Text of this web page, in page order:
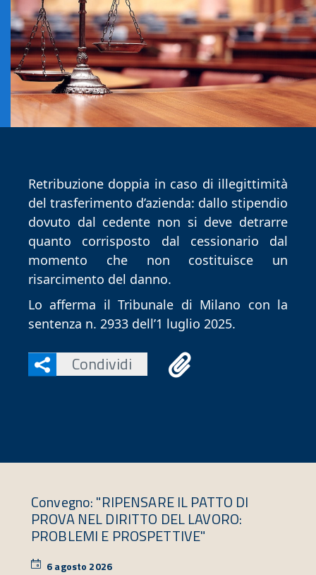
Retribuzione doppia in caso di illegittimità
del trasferimento d’azienda: dallo stipendio
dovuto dal cedente non si deve detrarre
quanto corrisposto dal cessionario dal
momento che non costituisce un
risarcimento del danno.
Lo afferma il Tribunale di Milano con la
sentenza n. 2933 dell’1 luglio 2025.
Condividi
Convegno: "RIPENSARE IL PATTO DI
PROVA NEL DIRITTO DEL LAVORO:
PROBLEMI E PROSPETTIVE"
6 agosto 20266